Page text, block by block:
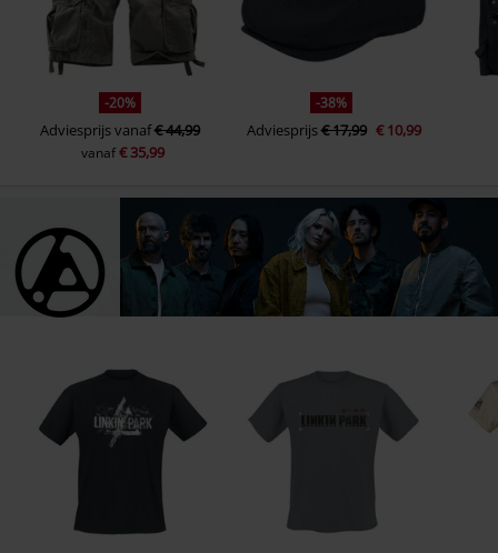
-20%
Adviesprijsvanaf€ 44,99
vanaf€ 35,99
-38%
Adviesprijs€ 17,99 € 10,99